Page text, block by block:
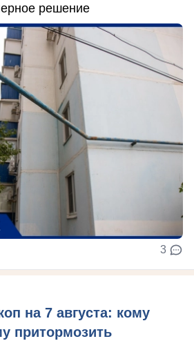
решение
3
на 7 августа: кому
притормозить